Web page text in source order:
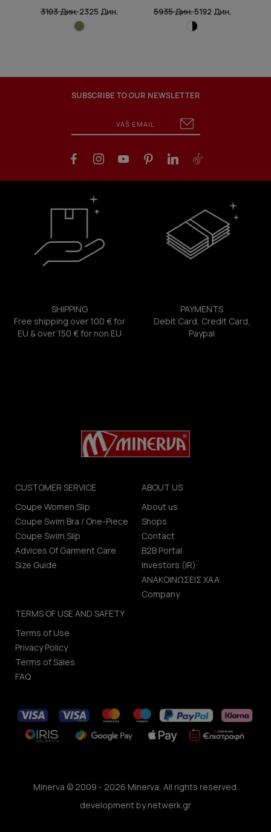
3103 Дин.2325 Дин.
5935 Дин.5192 Дин.
SUBSCRIBE TO OUR NEWSLETTER
SHIPPING
Free shipping over 100 € for
EU & over 150 € for non EU
PAYMENTS
Debit Card, Credit Card,
Paypal
CUSTOMER SERVICE
Coupe Women Slip
Coupe Swim Bra / One-Piece
Coupe Swim Slip
Advices Of Garment Care
Size Guide
ABOUT US
About us
Shops
Contact
B2B Portal
Investors (IR)
ΑΝΑΚΟΙΝΩΣΕΙΣ ΧΑΑ
Company
TERMS OF USE AND SAFETY
Terms of Use
Privacy Policy
Terms of Sales
FAQ
Minerva © 2009 - 2026 Minerva, All rights reserved.
development bynetwerk.gr